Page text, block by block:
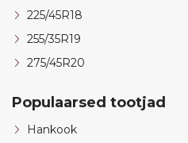
225/45R18
255/35R19
275/45R20
Populaarsed tootjad
Hankook